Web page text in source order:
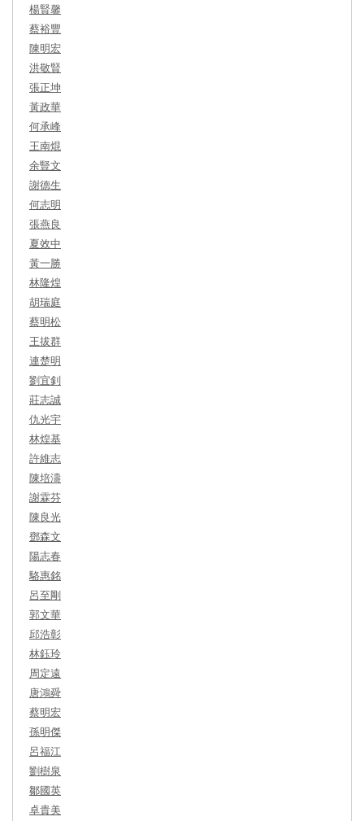
楊賢馨
蔡裕豐
陳明宏
洪敬賢
張正坤
黃政華
何承峰
王南焜
余豎文
謝德生
何志明
張燕良
夏效中
黃一勝
林隆煌
胡瑞庭
蔡明松
王拔群
連楚明
劉宜釗
莊志誠
仇光宇
林煌基
許維志
陳培濤
謝霖芬
陳良光
鄧森文
陽志春
駱惠銘
呂至剛
郭文華
邱浩彰
林鈺玲
周定遠
唐鴻舜
蔡明宏
孫明傑
呂福江
劉樹泉
鄒國英
卓貴美